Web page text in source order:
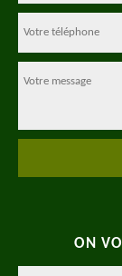
ON